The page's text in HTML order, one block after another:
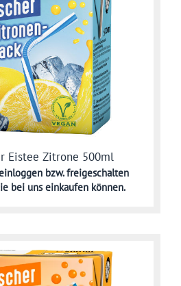
Eistee Zitrone 500ml
bzw. freigeschalten
bei uns einkaufen können.